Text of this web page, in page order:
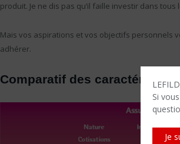
Si
Je
produit. Je ne dis pas qu’il faille investir dans
Mais vos aspirations et vos objectifs personnels
adhérer.
Comparatif des